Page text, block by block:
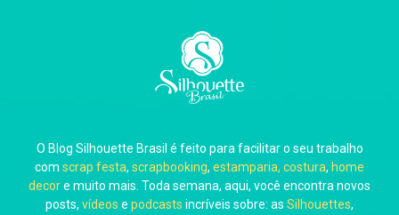
Carla Eschberger
Carol Pessoa
O Blog Silhouette Brasil é feito para facilitar o seu trabalho
com scrap festa, scrapbooking, estamparia, costura, home
decore muito mais. Toda semana, aqui, você encontra novos
posts, vídeos e podcasts incríveis sobre: as Silhouettes,